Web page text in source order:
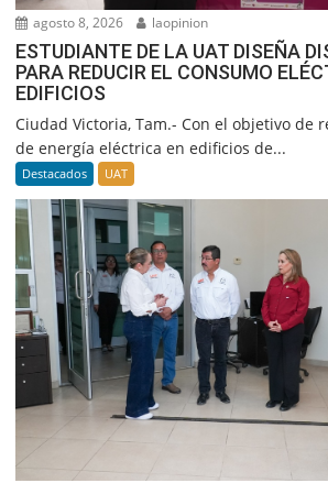
agosto 8, 2026 laopinion
ESTUDIANTE DE LA UAT DISEÑA
PARA REDUCIR EL CONSUMO
EDIFICIOS
Ciudad Victoria, Tam.- Con el objetivo de
de energía eléctrica en edificios de...
Destacados UAT